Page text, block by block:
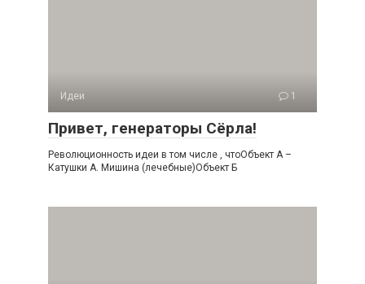
Идеи 1
Привет, генераторы Сёрла!
Революционность идеи в том числе , чтоОбъект А –
Катушки А. Мишина (лечебные)Объект Б